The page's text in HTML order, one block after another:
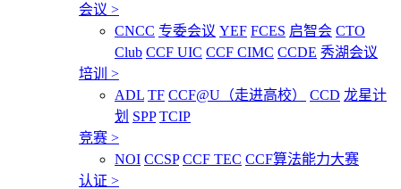
会议 >
CNCC 专委会议 YEF FCES 启智会 CTO
Club CCF UIC CCF CIMC CCDE 秀湖会议
培训 >
ADL TF CCF@U（走进高校） CCD 龙星计
划 SPP TCIP
竞赛 >
NOI CCSP CCF TEC CCF算法能力大赛
认证 >